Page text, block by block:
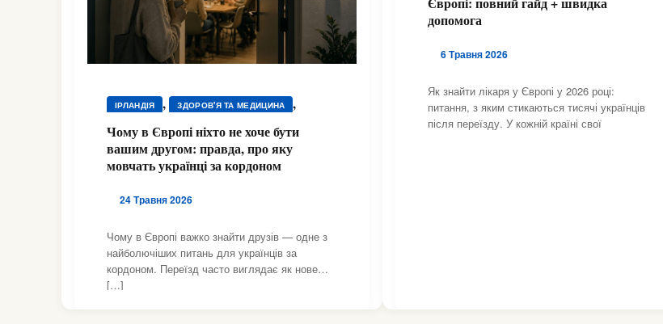
ІРЛАНДІЯ , ЗДОРОВ'Я ТА МЕДИЦИНА ,
ЗДОРОВ'Я ТА МЕДИЦИНА
ЗДОРОВ'Я ТА МЕДИЦИНА , ІСПАНІЯ ,
ІТАЛІЯ , ПІДТРИМКА ,
Чому в Європі ніхто не хоче бути
вашим другом: правда, про яку
мовчать українці за кордоном
24 Травня 2026
Чому в Європі важко знайти друзів — одне з
найболючіших питань для українців за
кордоном. Переїзд часто виглядає як нове
[…]
ЗДОРОВ'Я ТА МЕДИЦИНА
ЗДОРОВ'Я ТА МЕДИЦИНА ,
ЗДОРОВ'Я ТА МЕДИЦИНА ,
ЗДОРОВ'Я ТА МЕДИЦИНА ,
допомога
6 Травня 2026
Як знайти лікаря у Європі у 2026 році:
питання, з яким стикаються тисячі українців
після переїзду. У кожній країні свої